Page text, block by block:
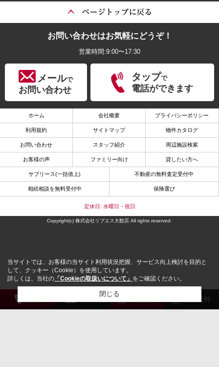
解約受付
お問い合わせはお気軽にどうぞ！
営業時間:9:00〜17:30
メールで
お問い合わせ
タップで
電話ができます
ホーム 会社概要 プライバシーポリシー
利用規約 サイトマップ 物件カタログ
お問い合わせ スタッフ紹介 周辺施設検索
お客様の声 ファミリー向け 貸したい方へ
サブリース(一括借上) 不動産の無料査定受付中
相続相談を無料受付中 保険選び
定休日: 水曜日・祝日
Copyright(c) 株式会社リブエス大館店 All rights reserved.
当サイトでは、お客様の当サイト利用状況把握、サービス向上検討を目的と
して、クッキー（Cookie）を使用しています。
詳しくは、当社の 「Cookieの取扱いについて」 をご確認ください。
閉じる